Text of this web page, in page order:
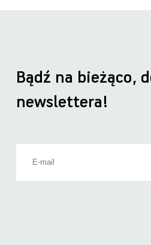
Bądź na bieżąco,
newslettera!